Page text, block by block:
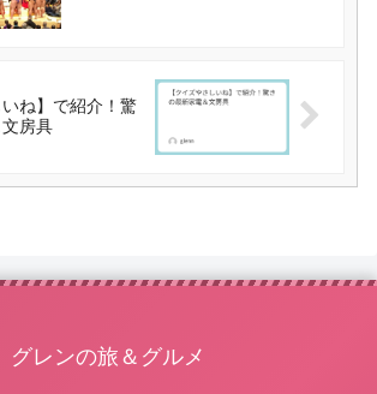
いね】で紹介！驚
房具
グレンの旅＆グルメ